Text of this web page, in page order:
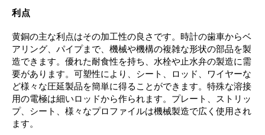
利点
黄銅の主な利点はその加工性の良さです。時計の歯車からベ
アリング、パイプまで、機械や機構の複雑な形状の部品を製
造できます。優れた耐食性を持ち、水栓や止水弁の製造に需
要があります。可塑性により、シート、ロッド、ワイヤーな
ど様々な圧延製品を簡単に得ることができます。特殊な溶接
用の電極は細いロッドから作られます。プレート、ストリッ
プ、シート、様々なプロファイルは機械製造で広く使用され
ます。